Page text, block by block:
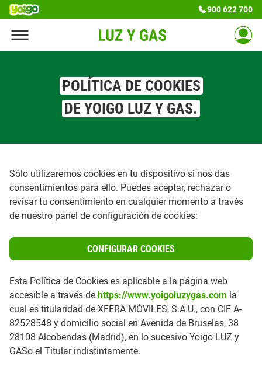
900 622 700
POLÍTICA DE COOKIES
DE YOIGO LUZ Y GAS.
Sólo utilizaremos cookies en tu dispositivo si nos das
consentimientos para ello. Puedes aceptar, rechazar o
revisar tu consentimiento en cualquier momento a través
de nuestro panel de configuración de cookies:
CONFIGURAR COOKIES
Esta Política de Cookies es aplicable a la página web
accesible a través de https://www.yoigoluzygas.com la
cual es titularidad de XFERA MÓVILES, S.A.U., con CIF A-
82528548 y domicilio social en Avenida de Bruselas, 38
28108 Alcobendas (Madrid), en lo sucesivo Yoigo LUZ y
GASo el Titular indistintamente.